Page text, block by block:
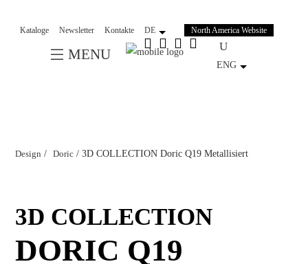
Kataloge Newsletter Kontakte DE North America Website
MENU
ENG
Design / Doric /3D COLLECTION Doric Q19 Metallisiert
3D COLLECTION
DORIC Q19